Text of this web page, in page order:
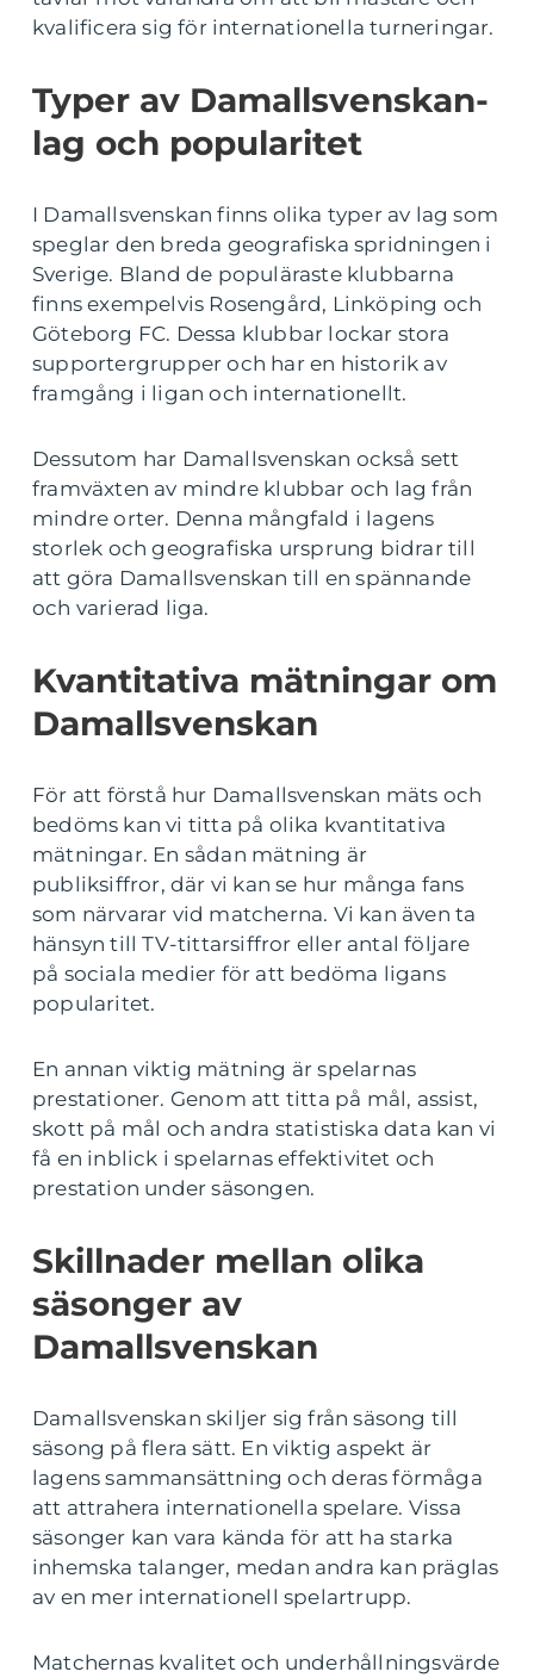
kvalificera sig för internationella turneringar.
Typer av Damallsvenskan-
lag och popularitet
I Damallsvenskan finns olika typer av lag som
speglar den breda geografiska spridningen i
Sverige. Bland de populäraste klubbarna
finns exempelvis Rosengård, Linköping och
Göteborg FC. Dessa klubbar lockar stora
supportergrupper och har en historik av
framgång i ligan och internationellt.
Dessutom har Damallsvenskan också sett
framväxten av mindre klubbar och lag från
mindre orter. Denna mångfald i lagens
storlek och geografiska ursprung bidrar till
att göra Damallsvenskan till en spännande
och varierad liga.
Kvantitativa mätningar om
Damallsvenskan
För att förstå hur Damallsvenskan mäts och
bedöms kan vi titta på olika kvantitativa
mätningar. En sådan mätning är
publiksiffror, där vi kan se hur många fans
som närvarar vid matcherna. Vi kan även ta
hänsyn till TV-tittarsiffror eller antal följare
på sociala medier för att bedöma ligans
popularitet.
En annan viktig mätning är spelarnas
prestationer. Genom att titta på mål, assist,
skott på mål och andra statistiska data kan vi
få en inblick i spelarnas effektivitet och
prestation under säsongen.
Skillnader mellan olika
säsonger av
Damallsvenskan
Damallsvenskan skiljer sig från säsong till
säsong på flera sätt. En viktig aspekt är
lagens sammansättning och deras förmåga
att attrahera internationella spelare. Vissa
säsonger kan vara kända för att ha starka
inhemska talanger, medan andra kan präglas
av en mer internationell spelartrupp.
Matchernas kvalitet och underhållningsvärde